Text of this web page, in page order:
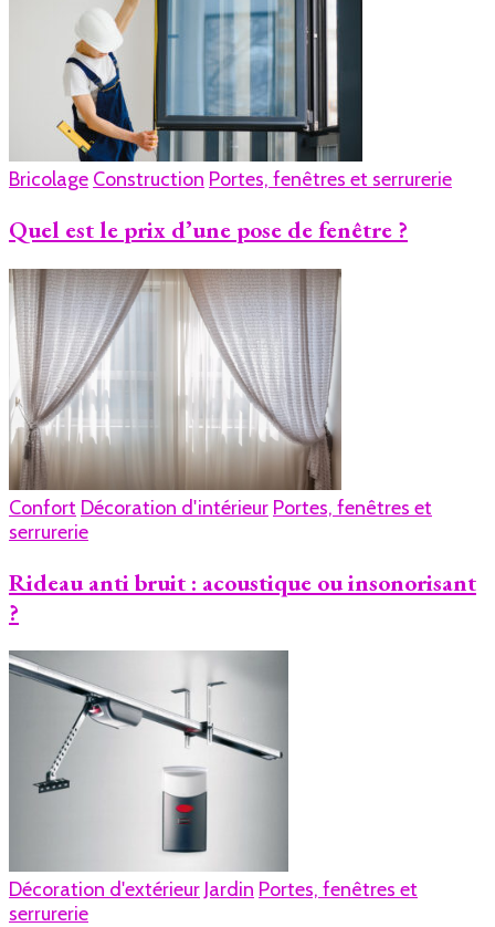
Bricolage Construction Portes, fenêtres et serrurerie
Quel est le prix d’une pose de fenêtre ?
Confort Décoration d'intérieur Portes, fenêtres et
serrurerie
Rideau anti bruit : acoustique ou insonorisant
?
Décoration d'extérieur Jardin Portes, fenêtres et
serrurerie